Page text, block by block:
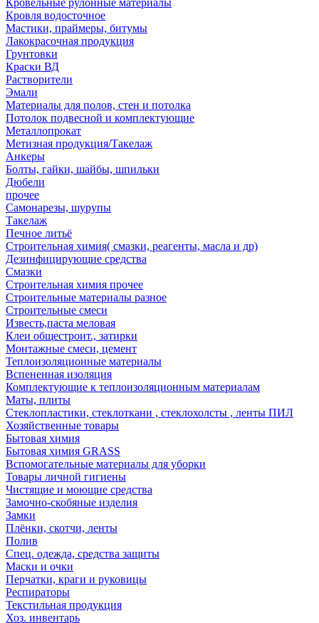
Кровельные рулонные материалы
Кровля водосточное
Мастики, праймеры, битумы
Лакокрасочная продукция
Грунтовки
Краски ВД
Растворители
Эмали
Материалы для полов, стен и потолка
Потолок подвесной и комплектующие
Металлопрокат
Метизная продукция/Такелаж
Анкеры
Болты, гайки, шайбы, шпильки
Дюбели
прочее
Самонарезы, шурупы
Такелаж
Печное литьё
Строительная химия( смазки, реагенты, масла и др)
Дезинфицирующие средства
Смазки
Строительная химия прочее
Строительные материалы разное
Строительные смеси
Известь,паста меловая
Клеи общестроит., затирки
Монтажные смеси, цемент
Теплоизоляционные материалы
Вспененная изоляция
Комплектующие к теплоизоляционным материалам
Маты, плиты
Стеклопластики, стеклоткани , стеклохолсты , ленты ПИЛ
Хозяйственные товары
Бытовая химия
Бытовая химия GRASS
Вспомогательные материалы для уборки
Товары личной гигиены
Чистящие и моющие средства
Замочно-скобяные изделия
Замки
Плёнки, скотчи, ленты
Полив
Спец. одежда, средства защиты
Маски и очки
Перчатки, краги и руковицы
Респираторы
Текстильная продукция
Хоз. инвентарь